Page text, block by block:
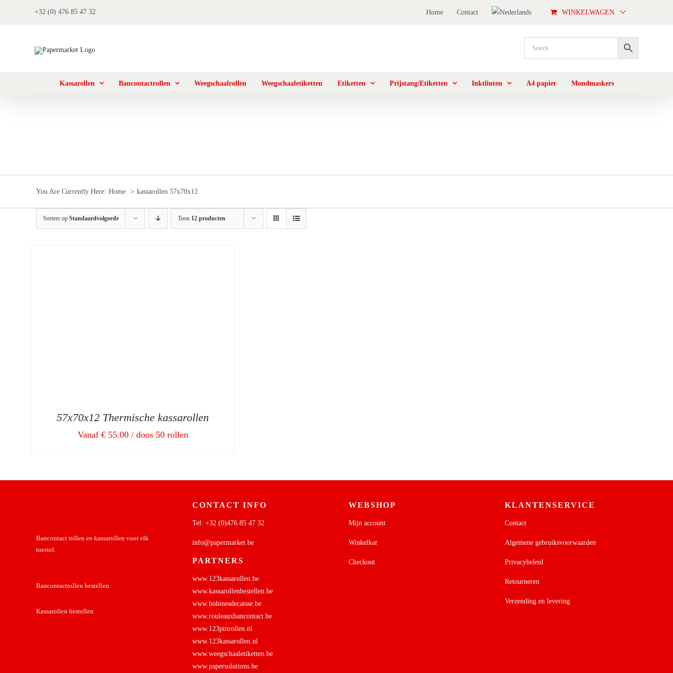
+32 (0) 476 85 47 32 Home Contact WINKELWAGEN
Kassarollen Bancontactrollen Weegschaalrollen Weegschaaletiketten Etiketten Prijstang/Etiketten Inktlinten A4 papier Mondmaskers
You Are Currently Here: Home kassarollen 57x70x12
Sorteer op Standaardvolgorde Toon 12 producten
57x70x12 Thermische kassarollen
Vanaf € 55.00 / doos 50 rollen
Bancontact rollen en kassarollen voor elk
toestel.
Bancontactrollen bestellen
Kassarollen bestellen
CONTACT INFO
Tel: +32 (0)476 85 47 32
info@papermarket.be
PARTNERS
www.123kassarollen.be
www.kassarollenbestellen.be
www.bobinesdecaisse.be
www.rouleauxbancontact.be
www.123pinrollen.nl
www.123kassarollen.nl
www.weegschaaletiketten.be
www.papersolutions.be
WEBSHOP
Mijn account
Winkelkar
Checkout
KLANTENSERVICE
Contact
Algemene gebruiksvoorwaarden
Privacybeleid
Retourneren
Verzending en levering